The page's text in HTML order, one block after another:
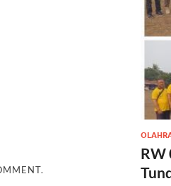
RW